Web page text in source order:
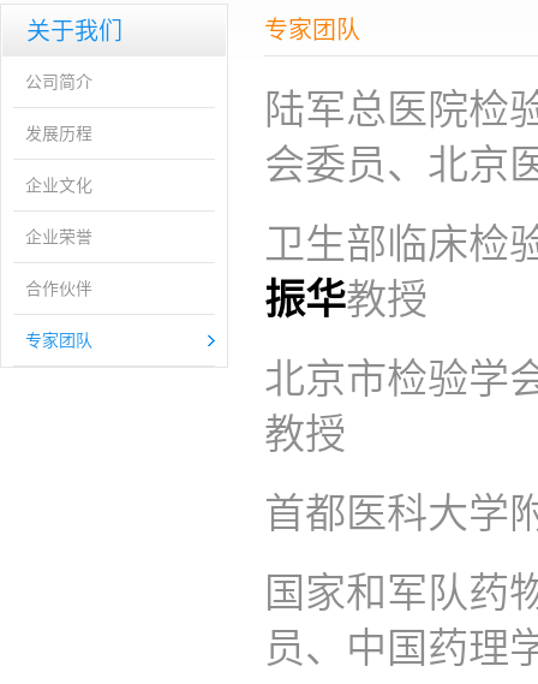
关于我们
公司简介
发展历程
企业文化
企业荣誉
合作伙伴
专家团队
专家团队
陆军总医院检
会委员、北京
卫生部临床检
振华教授
北京市检验学
教授
首都医科大学
国家和军队药
员、中国药理